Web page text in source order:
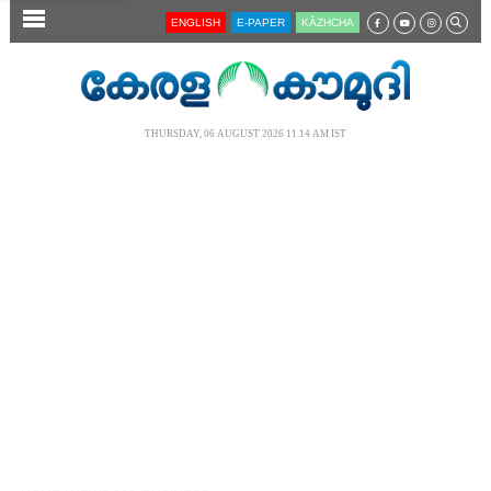
SECTIONS ENGLISH E-PAPER KĀZHCHA
THURSDAY, 06 AUGUST 2026 11.14 AM IST